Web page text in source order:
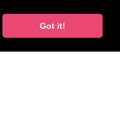
Got it!